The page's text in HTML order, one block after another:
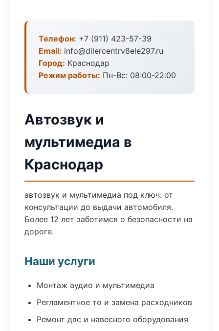
Телефон: +7 (911) 423-57-39
Email: info@dilercentrv8ele297.ru
Город: Краснодар
Режим работы: Пн-Вс: 08:00-22:00
Автозвук и
мультимедиа в
Краснодар
автозвук и мультимедиа под ключ: от
консультации до выдачи автомобиля.
Более 12 лет заботимся о безопасности на
дороге.
Наши услуги
Монтаж аудио и мультимедиа
Регламентное то и замена расходников
Ремонт двс и навесного оборудования